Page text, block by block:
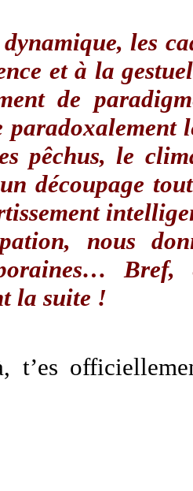
les
et à la
de
paradoxalement
pêchus, le
découpage
nous
la suite !
t’es